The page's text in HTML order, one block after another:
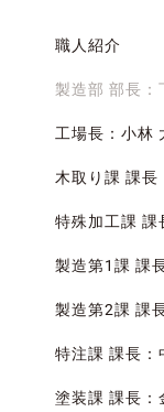
職人紹介
製造部 部長：
工場長：小林
木取り課 課長
特殊加工課 課
製造第1課 課
製造第2課 課
特注課 課長：
塗装課 課長：